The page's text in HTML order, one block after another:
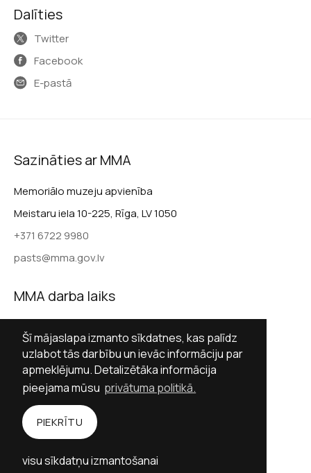
Šī mājaslapa izmanto sīkdatnes, kas palīdz
uzlabot tās darbību un ievāc informāciju par
apmeklējumu. Detalizētāka informācija
pieejama mūsu privātuma politikā.
PIEKRĪTU
visu sīkdatņu izmantošanai
Dalīties
Twitter
Facebook
E-pastā
Sazināties ar MMA
Memoriālo muzeju apvienība
Meistaru iela 10-225, Rīga, LV 1050
+371 6722 9980
pasts@mma.gov.lv
MMA darba laiks
Sestdienās slēgts
Svētdienās slēgts
Sekot MMA
Facebook
YouTube